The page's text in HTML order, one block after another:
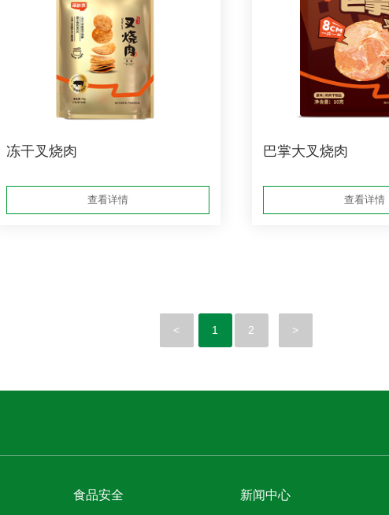
冻干叉烧肉
查看详情
巴掌大叉烧肉
查看详情
< 1 2 >
食品安全 新闻中心